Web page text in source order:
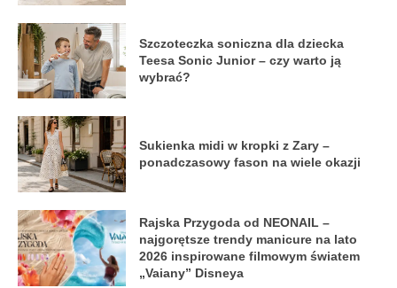
Szczoteczka soniczna dla dziecka
Teesa Sonic Junior – czy warto ją
wybrać?
Sukienka midi w kropki z Zary –
ponadczasowy fason na wiele okazji
Rajska Przygoda od NEONAIL –
najgorętsze trendy manicure na lato
2026 inspirowane filmowym światem
„Vaiany” Disneya